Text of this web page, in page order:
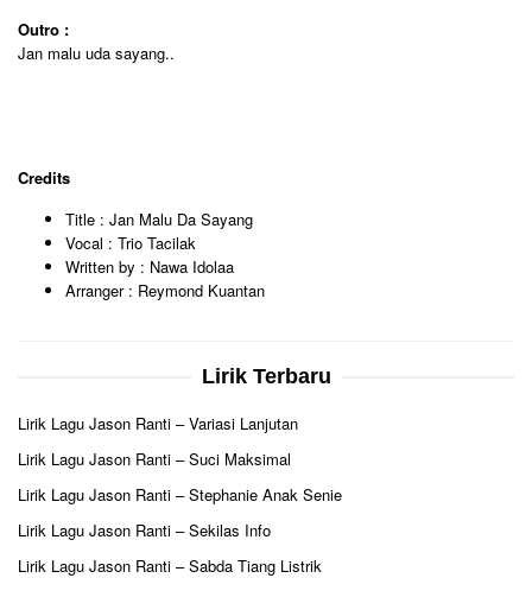
Outro :
Jan malu uda sayang..
Credits
Title : Jan Malu Da Sayang
Vocal : Trio Tacilak
Written by : Nawa Idolaa
Arranger : Reymond Kuantan
Lirik Terbaru
Lirik Lagu Jason Ranti – Variasi Lanjutan
Lirik Lagu Jason Ranti – Suci Maksimal
Lirik Lagu Jason Ranti – Stephanie Anak Senie
Lirik Lagu Jason Ranti – Sekilas Info
Lirik Lagu Jason Ranti – Sabda Tiang Listrik